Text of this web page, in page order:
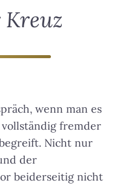
Kreuz
wenn man es
fremder
Nicht nur
der
beiderseitig nicht